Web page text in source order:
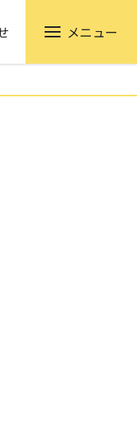
メニュー